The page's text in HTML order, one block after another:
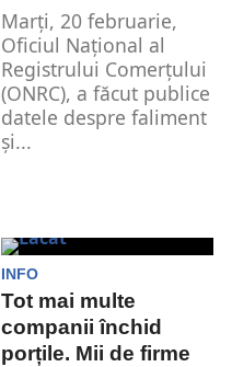
Marți, 20 februarie,
Oficiul Naţional al
Registrului Comerţului
(ONRC), a făcut publice
datele despre faliment
și...
INFO
Tot mai multe
companii închid
porțile. Mii de firme